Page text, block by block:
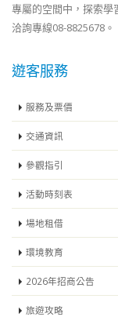
專屬的空間中，探索學
洽詢專線08-8825678。
遊客服務
服務及票價
交通資訊
參觀指引
活動時刻表
場地租借
環境教育
2026年招商公告
旅遊攻略